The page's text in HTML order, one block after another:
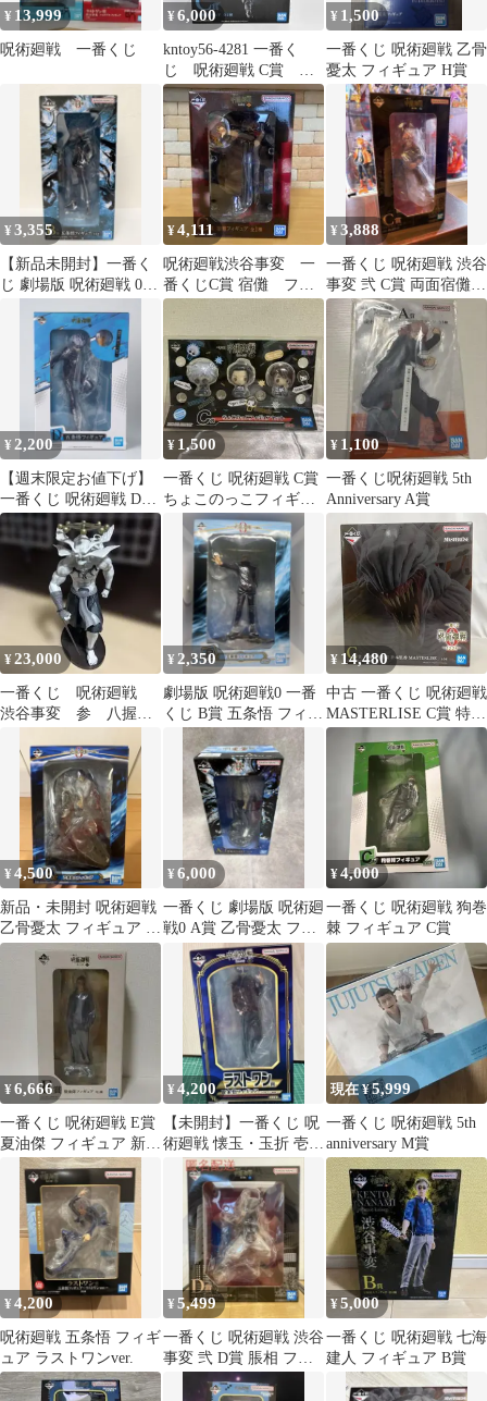
¥ 13,999
呪術廻戦 一番くじ
¥6,000
kntoy56-4281 一番く
じ 呪術廻戦 C賞 五
条悟フィギュア
¥ 1,500
一番くじ 呪術廻戦 乙骨
憂太 フィギュア H賞
¥3,355
【新品未開封】一番く
じ 劇場版 呪術廻戦 0
¥4,111
呪術廻戦渋谷事変 一
番くじC賞 宿儺 フィ
ギュア 箱あり
¥3,888
一番くじ 呪術廻戦 渋谷
事変 弐 C賞 両面宿儺
フィギュア
¥ 2,200
【週末限定お値下げ】
一番くじ 呪術廻戦 D賞
五条悟 フィギュア
¥ 1,500
一番くじ 呪術廻戦 C賞
ちょこのっこフィギュ
アセット
¥ 1,100
一番くじ呪術廻戦 5th
Anniversary A賞
¥23,000
一番くじ 呪術廻戦
渋谷事変 参 八握剣
ワン賞
¥ 2,350
劇場版 呪術廻戦0 一番
くじ B賞 五条悟 フィギ
¥ 14,480
中古 一番くじ 呪術廻戦
MASTERLISE C賞 特級
過呪怨霊 折本里香 フィ
ギュア SF8183 c107
¥4,500
新品・未開封 呪術廻戦
乙骨憂太 フィギュア 一
番くじ A賞
¥6,000
一番くじ 劇場版 呪術廻
戦0 A賞 乙骨憂太 フィ
ギュア
¥4,000
一番くじ 呪術廻戦 狗巻
棘 フィギュア C賞
¥6,666
一番くじ 呪術廻戦 E賞
夏油傑 フィギュア 新品
未開封 匿名配送
¥4,200
【未開封】一番くじ 呪
術廻戦 懐玉・玉折 壱
ラストワン賞 五条悟 フ
ィギュア
現在 ¥5,999
一番くじ 呪術廻戦 5th
anniversary M賞
¥4,200
呪術廻戦 五条悟 フィギ
ュア ラストワンver.
¥5,499
一番くじ 呪術廻戦 渋谷
事変 弐 D賞 脹相 フィ
ギュア
¥5,000
一番くじ 呪術廻戦 七海
建人 フィギュア B賞